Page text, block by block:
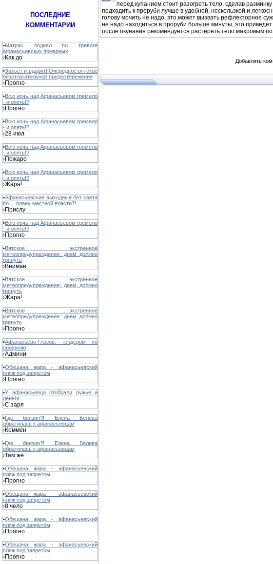
ПОСЛЕДНИЕ
КОММЕНТАРИИ
•Матрас поднял по тревоге
афанасьевских пожарных
›Как до
•Зальет и вдарит! Очередное вятское
безотлагательное предостережение
›Прогно
•Всю ночь над Афанасьевом гремело
- и опять!?
›Прогно
•Всю ночь над Афанасьевом гремело
- и опять!?
›28 июл
•Всю ночь над Афанасьевом гремело
- и опять!?
›Пожаро
•Всю ночь над Афанасьевом гремело
- и опять!?
›Жара!
•Афанасьевские выходные без света
по ... плану местной власти?!
›Прислу
•Всю ночь над Афанасьевом гремело
- и опять!?
›Прогно
•Вятское экстренное
метеопредупреждение: днем должно
грянуть
›Вниман
•Вятское экстренное
метеопредупреждение: днем должно
грянуть
›Жара!
•Вятское экстренное
метеопредупреждение: днем должно
грянуть
›Прогно
•Афанасьево-Глазов: тендером по
профилю
›Админи
•Обещана жара - афанасьевский
пляж под запретом
›Прогно
•У афанасьевца отобрали ружье и
деньги
›С заря
•Где бензин?! Елена Белева
обратилась к афанасьевцам
›Коммен
•Где бензин?! Елена Белева
обратилась к афанасьевцам
›Там же
•Обещана жара - афанасьевский
пляж под запретом
›Прогно
•Обещана жара - афанасьевский
пляж под запретом
›8 чело
•Обещана жара - афанасьевский
пляж под запретом
›Прогно
•Обещана жара - афанасьевский
пляж под запретом
›Прогно
перед купанием стоит разогреть тело, сделав
подходить к проруби лучше в удобной, нескользкой и
голову мочить не надо, это может вызвать рефлекторное
не надо находиться в проруби больше минуты, это
после окунания рекомендуется растереть тело махровым
Добавлять